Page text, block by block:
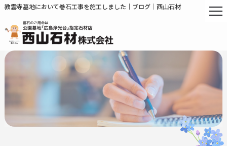
教雲寺墓地において巻石工事を施工しました｜ブログ｜西山石材